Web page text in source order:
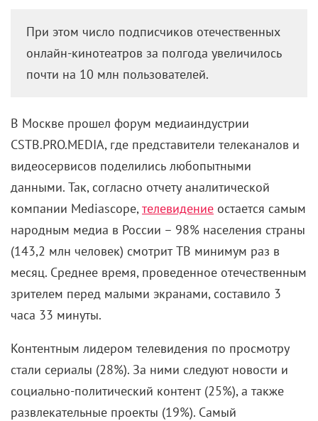
При этом число подписчиков отечественных
онлайн-кинотеатров за полгода увеличилось
почти на 10 млн пользователей.
В Москве прошел форум медиаиндустрии
CSTB.PRO.MEDIA, где представители телеканалов и
видеосервисов поделились любопытными
данными. Так, согласно отчету аналитической
компании Mediascope,телевидение остается самым
народным медиа в России – 98% населения страны
(143,2 млн человек) смотрит ТВ минимум раз в
месяц. Среднее время, проведенное отечественным
зрителем перед малыми экранами, составило 3
часа 33 минуты.
Контентным лидером телевидения по просмотру
стали сериалы (28%). За ними следуют новости и
социально-политический контент (25%), а также
развлекательные проекты (19%). Самый